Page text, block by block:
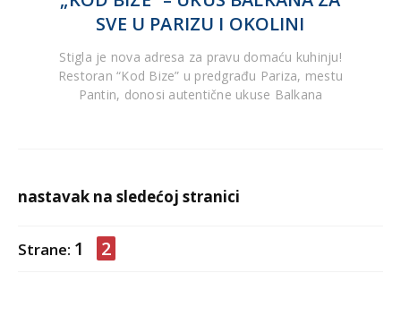
SVE U PARIZU I OKOLINI
Stigla je nova adresa za pravu domaću kuhinju!
Restoran “Kod Bize” u predgrađu Pariza, mestu
Pantin, donosi autentične ukuse Balkana
nastavak na sledećoj stranici
Strane: 1 2